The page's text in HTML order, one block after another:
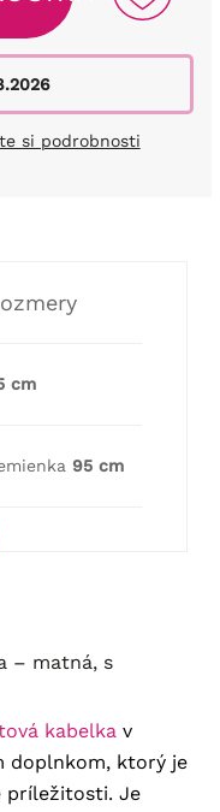
si podrobnosti
cm
95 cm
kabelkav
doplnkom, ktorý je
príležitosti. Je